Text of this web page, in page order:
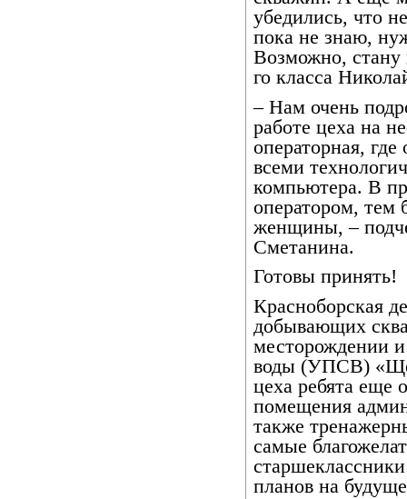
убедились, что
пока не знаю,
Возможно, стану
го класса
– Нам очень
работе цеха на
операторная,
всеми
компьютера. В
оператором, тем
женщины, –
Сметанина.
Готовы принять!
Красноборская
добывающих
месторождении и
воды (УПСВ)
цеха ребята еще
помещения
также
самые
планов на